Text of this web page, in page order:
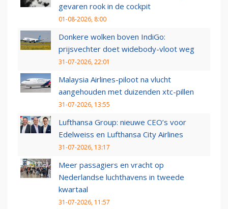
gevaren rook in de cockpit
01-08-2026, 8:00
Donkere wolken boven IndiGo:
prijsvechter doet widebody-vloot weg
31-07-2026, 22:01
Malaysia Airlines-piloot na vlucht
aangehouden met duizenden xtc-pillen
31-07-2026, 13:55
Lufthansa Group: nieuwe CEO’s voor
Edelweiss en Lufthansa City Airlines
31-07-2026, 13:17
Meer passagiers en vracht op
Nederlandse luchthavens in tweede
kwartaal
31-07-2026, 11:57